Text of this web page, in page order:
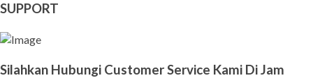
SUPPORT
Silahkan Hubungi Customer Service Kami Di Jam